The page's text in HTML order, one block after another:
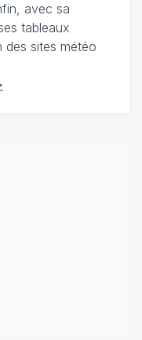
avec sa
tableaux
des sites météo